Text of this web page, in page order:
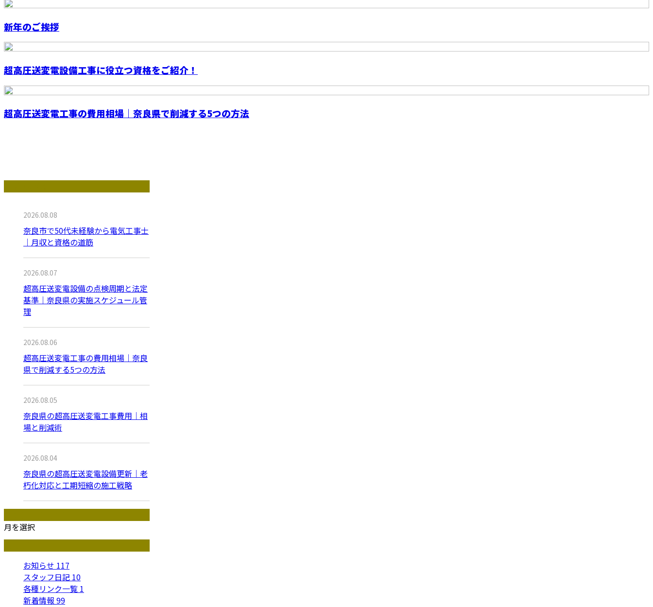
新年のご挨拶
超高圧送変電設備工事に役立つ資格をご紹介！
超高圧送変電工事の費用相場｜奈良県で削減する5つの方法
2026.08.08
奈良市で50代未経験から電気工事士
｜月収と資格の道筋
2026.08.07
超高圧送変電設備の点検周期と法定
基準｜奈良県の実施スケジュール管
理
2026.08.06
超高圧送変電工事の費用相場｜奈良
県で削減する5つの方法
2026.08.05
奈良県の超高圧送変電工事費用｜相
場と削減術
2026.08.04
奈良県の超高圧送変電設備更新｜老
朽化対応と工期短縮の施工戦略
月を選択
お知らせ 117
スタッフ日記 10
各種リンク一覧 1
新着情報 99